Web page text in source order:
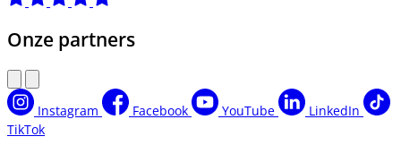
Onze partners
Instagram Facebook YouTube
LinkedIn
TikTok